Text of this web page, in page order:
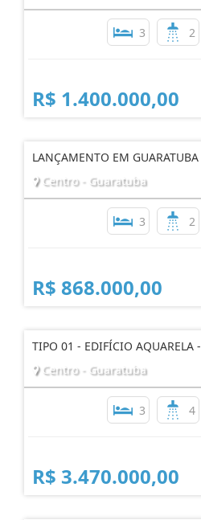
3 2
R$ 1.400.000,00
LANÇAMENTO EM GUARATUBA
Centro - Guaratuba
3 2
R$ 868.000,00
TIPO 01 - EDIFÍCIO AQUARELA
Centro - Guaratuba
3 4
R$ 3.470.000,00